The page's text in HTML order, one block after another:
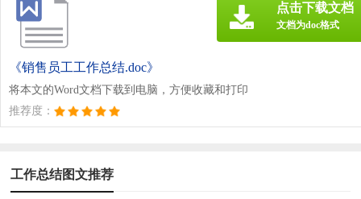
《销售员工工作总结.doc》
将本文的Word文档下载到电脑，方便收藏和打印
推荐度：
点击下载文档
文档为doc格式
工作总结图文推荐